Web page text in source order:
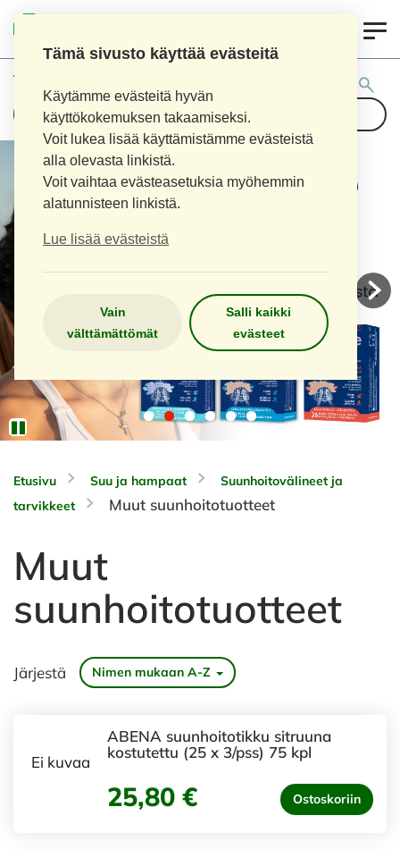
Tämä sivusto käyttää evästeitä
Käytämme evästeitä hyvän
käyttökokemuksen takaamiseksi.
Voit lukea lisää käyttämistämme evästeistä
alla olevasta linkistä.
Voit vaihtaa evästeasetuksia myöhemmin
alatunnisteen linkistä.
Lue lisää evästeistä
Vain
välttämättömät
Salli kaikki
evästeet
Tuotehaku:
Etusivu Suu ja hampaat
Suunhoitovälineet ja
tarvikkeet
Muut suunhoitotuotteet
Muut
suunhoitotuotteet
Järjestä Nimen mukaan A-Z
Ei kuvaa
ABENA suunhoitotikku sitruuna
kostutettu (25 x 3/pss) 75 kpl
25,80 € Ostoskoriin